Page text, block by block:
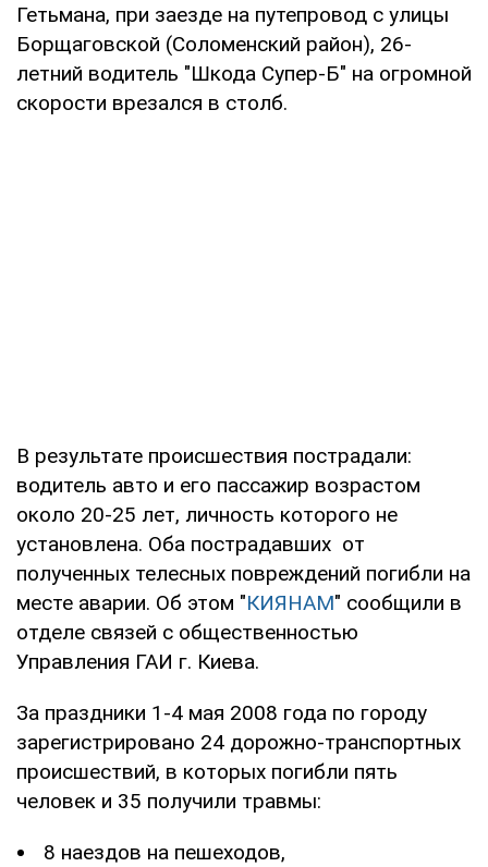
Гетьмана, при заезде на путепровод с улицы
Борщаговской (Соломенский район), 26-
летний водитель "Шкода Супер-Б" на огромной
скорости врезался в столб.
В результате происшествия пострадали:
водитель авто и его пассажир возрастом
около 20-25 лет, личность которого не
установлена. Оба пострадавших от
полученных телесных повреждений погибли на
месте аварии. Об этом "КИЯНАМ" сообщили в
отделе связей с общественностью
Управления ГАИ г. Киева.
За праздники 1-4 мая 2008 года по городу
зарегистрировано 24 дорожно-транспортных
происшествий, в которых погибли пять
человек и 35 получили травмы:
8 наездов на пешеходов,